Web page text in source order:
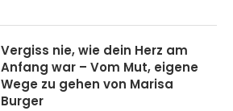
Vergiss nie, wie dein Herz am
Anfang war – Vom Mut, eigene
Wege zu gehen von Marisa
Burger